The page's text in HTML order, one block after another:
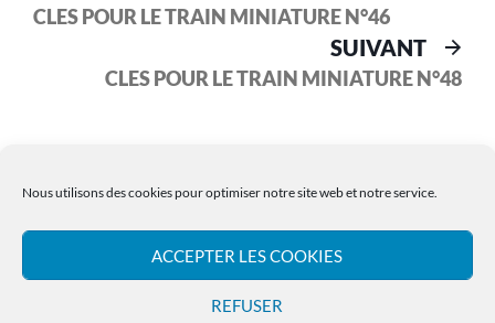
Nous utilisons des cookies pour optimiser notre site web et notre service.
ACCEPTER LES COOKIES
REFUSER
CLES POUR LE TRAIN MINIATURE N°46
SUIVANT
CLES POUR LE TRAIN MINIATURE N°48
Les Archives LR PRESSE